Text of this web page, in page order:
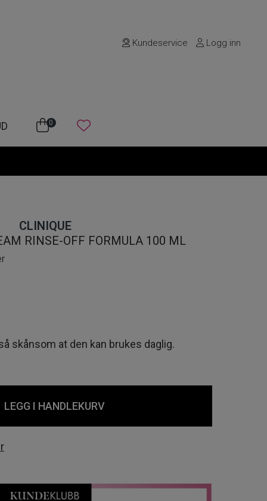
Kundeservice Logg inn
0
CLINIQUE
RINSE-OFF FORMULA 100 ML
skånsom at den kan brukes daglig.
LEGG I HANDLEKURV